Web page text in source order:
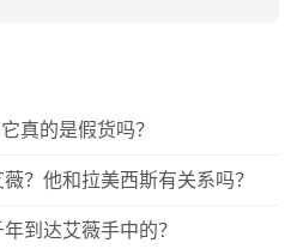
真的是假货吗？
？他和拉美西斯有关系吗？
到达艾薇手中的？